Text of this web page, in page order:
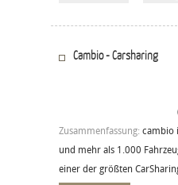
Cambio - Carsharing
Zusammenfassung: cambio
und mehr als 1.000
einer der größten